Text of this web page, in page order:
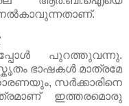
നല്‍കാവുന്നതാണ്.
പുറത്തുവന്നു.
ഭാഷകള്‍ മാത്രമേ
സര്‍ക്കാരിനെ
ഇത്തരമൊരു